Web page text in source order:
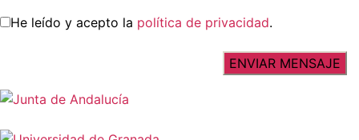
He leído y acepto la política de privacidad.